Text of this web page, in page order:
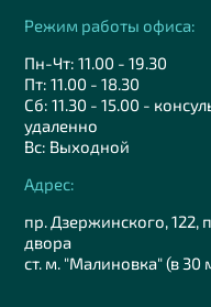
Режим работы офиса:
Пн-Чт: 11.00 - 19.30
Пт: 11.00 - 18.30
Сб: 11.30 - 15.00 -
удаленно
Вс: Выходной
Адрес:
пр. Дзержинского, 122,
двора
ст. м. "Малиновка" (в 30